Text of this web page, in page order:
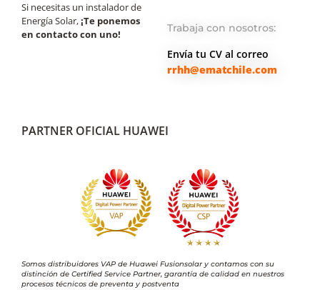
Si necesitas un instalador de
Energía Solar,¡Te ponemos
en contacto con uno!
Trabaja con nosotros:
Envía tu CV al correo
rrhh@ematchile.com
PARTNER OFICIAL HUAWEI
Somos distribuidores VAP de Huawei Fusionsolar y contamos con su
distinción de Certified Service Partner, garantía de calidad en nuestros
procesos técnicos de preventa y postventa